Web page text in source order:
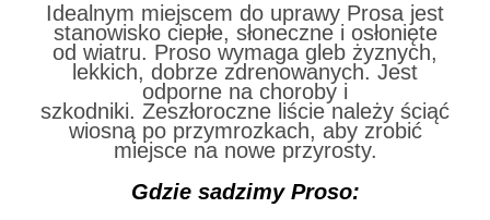
Idealnym miejscem do uprawy Prosa jest
stanowisko ciepłe, słoneczne i osłonięte
od wiatru. Proso wymaga gleb żyznych,
lekkich, dobrze zdrenowanych. Jest
odporne na choroby i
szkodniki. Zeszłoroczne liście należy ściąć
wiosną po przymrozkach, aby zrobić
miejsce na nowe przyrosty.
Gdzie sadzimy Proso: